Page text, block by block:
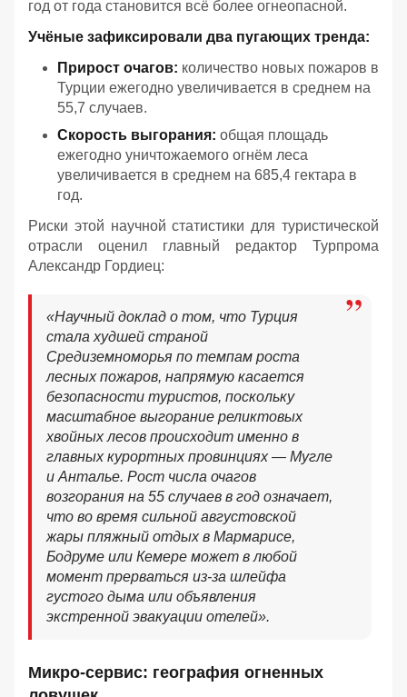
год от года становится всё более огнеопасной.
Учёные зафиксировали два пугающих тренда:
Прирост очагов: количество новых пожаров в
Турции ежегодно увеличивается в среднем на
55,7 случаев.
Скорость выгорания: общая площадь
ежегодно уничтожаемого огнём леса
увеличивается в среднем на 685,4 гектара в
год.
Риски этой научной статистики для туристической
отрасли оценил главный редактор Турпрома
Александр Гордиец:
«Научный доклад о том, что Турция
стала худшей страной
Средиземноморья по темпам роста
лесных пожаров, напрямую касается
безопасности туристов, поскольку
масштабное выгорание реликтовых
хвойных лесов происходит именно в
главных курортных провинциях — Мугле
и Анталье. Рост числа очагов
возгорания на 55 случаев в год означает,
что во время сильной августовской
жары пляжный отдых в Мармарисе,
Бодруме или Кемере может в любой
момент прерваться из-за шлейфа
густого дыма или объявления
экстренной эвакуации отелей».
Микро-сервис: география огненных